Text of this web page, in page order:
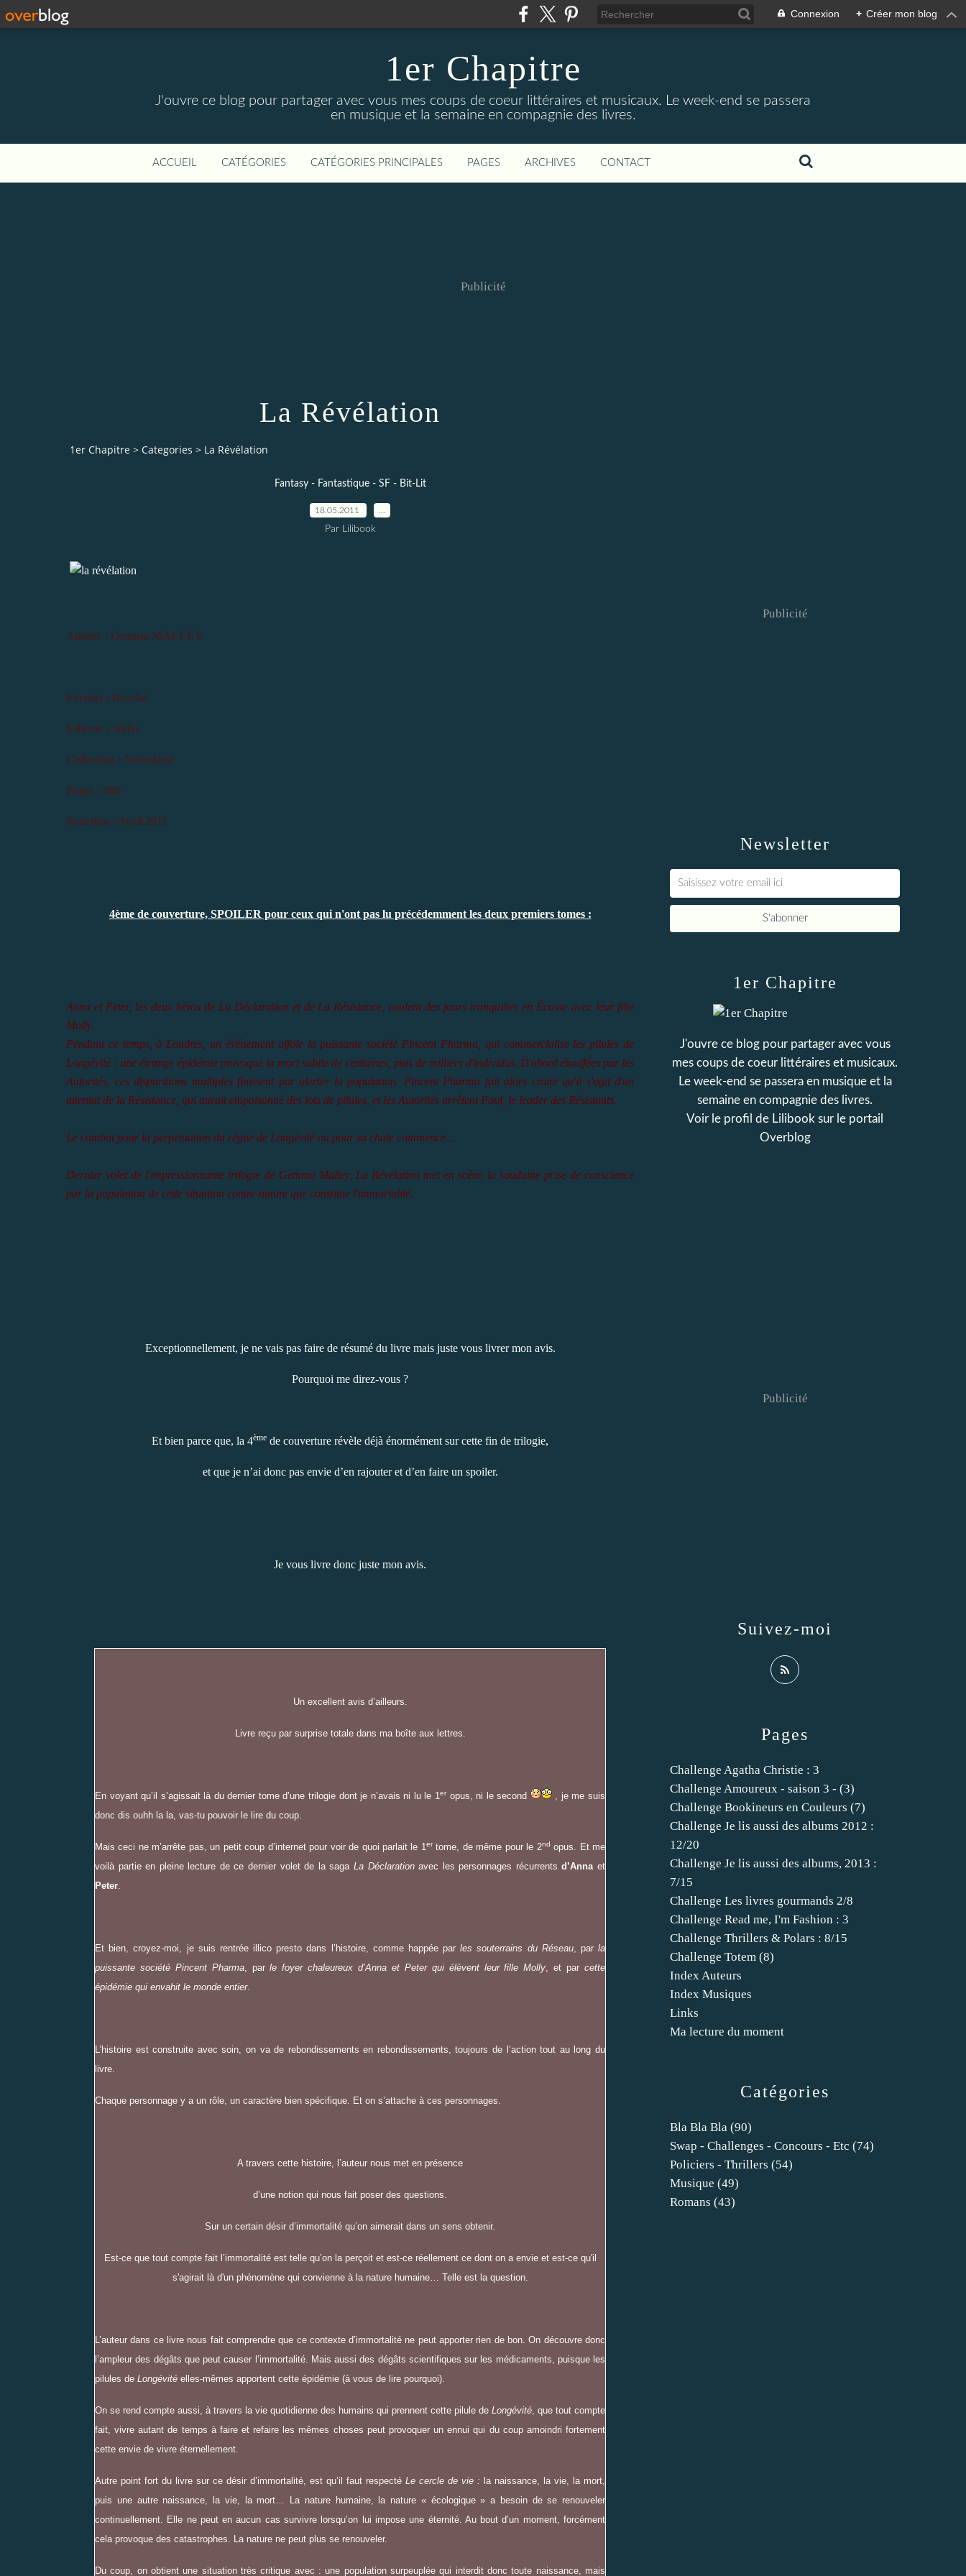
Connexion + Créer mon blog
1er Chapitre
J'ouvre ce blog pour partager avec vous mes coups de coeur littéraires et musicaux. Le week-end se passera
en musique et la semaine en compagnie des livres.
ACCUEIL CATÉGORIES CATÉGORIES PRINCIPALES PAGES ARCHIVES CONTACT
Publicité
La Révélation
1er Chapitre > Categories > La Révélation
Fantasy - Fantastique - SF - Bit-Lit
18.05.2011
Par Lilibook
Auteur : Gemma MALLEY
Format : Broché
Editeur : Naïve
Collection : Naïveland
Pages : 300
Paurtion : Avril 2011
4ème de couverture, SPOILER pour ceux qui n'ont pas lu précédemment les deux premiers tomes :
Anna et Peter, les deux héros de La Déclaration et de La Résistance, coulent des jours tranquilles en Écosse avec leur fille
Molly.
Pendant ce temps, à Londres, un événement affole la puissante société Pincent Pharma, qui commercialise les pilules de
Longévité : une étrange épidémie provoque la mort subite de centaines, puis de milliers d'individus. D'abord étouffées par les
Autorités, ces disparitions multiples finissent par alerter la population. Pincent Pharma fait alors croire qu'il s'agit d'un
attentat de la Résistance, qui aurait empoisonné des lots de pilules, et les Autorités arrêtent Paul, le leader des Résistants.
Le combat pour la perpétuation du règne de Longévité ou pour sa chute commence...
Dernier volet de l'impressionnante trilogie de Gemma Malley, La Révélation met en scène la soudaine prise de conscience
par la population de cette situation contre-nature que constitue l'immortalité.
Exceptionnellement, je ne vais pas faire de résumé du livre mais juste vous livrer mon avis.
Pourquoi me direz-vous ?
Et bien parce que, la 4ème de couverture révèle déjà énormément sur cette fin de trilogie,
et que je n’ai donc pas envie d’en rajouter et d’en faire un spoiler.
Je vous livre donc juste mon avis.
Un excellent avis d’ailleurs.
Livre reçu par surprise totale dans ma boîte aux lettres.
En voyant qu’il s’agissait là du dernier tome d’une trilogie dont je n’avais ni lu le 1 er opus, ni le second
, je me suis
donc dis ouhh la la, vas-tu pouvoir le lire du coup.
Mais ceci ne m’arrête pas, un petit coup d’internet pour voir de quoi parlait le 1 ertome, de même pour le 2nd opus. Et me
voilà partie en pleine lecture de ce dernier volet de la saga La Déclarationavec les personnages récurrentsd’Anna et
Peter
Et bien, croyez-moi, je suis rentrée illico presto dans l’histoire, comme happée parles souterrains du Réseau, parla
puissante société Pincent Pharma, parle foyer chaleureux d’Anna et Peter qui élèvent leur fille Molly , et parcette
épidémie qui envahit le monde entier.
L’histoire est construite avec soin, on va de rebondissements en rebondissements, toujours de l’action tout au long du
livre.
Chaque personnage y a un rôle, un caractère bien spécifique. Et on s’attache à ces personnages.
A travers cette histoire, l’auteur nous met en présence
d’une notion qui nous fait poser des questions.
Sur un certain désir d’immortalité qu’on aimerait dans un sens obtenir.
Est-ce que tout compte fait l’immortalité est telle qu’on la perçoit et est-ce réellement ce dont on a envie et est-ce qu'il
s'agirait là d'un phénomène qui convienne à la nature humaine… Telle est la question.
L’auteur dans ce livre nous fait comprendre que ce contexte d’immortalité ne peut apporter rien de bon. On découvre donc
l’ampleur des dégâts que peut causer l’immortalité. Mais aussi des dégâts scientifiques sur les médicaments, puisque les
pilules de Longévité elles-mêmes apportent cette épidémie (à vous de lire pourquoi).
On se rend compte aussi, à travers la vie quotidienne des humains qui prennent cette pilule de Longévité , que tout compte
fait, vivre autant de temps à faire et refaire les mêmes choses peut provoquer un ennui qui du coup amoindri fortement
cette envie de vivre éternellement.
Autre point fort du livre sur ce désir d’immortalité, est qu’il faut respecté Le cercle de vie : la naissance, la vie, la mort,
puis une autre naissance, la vie, la mort… La nature humaine, la nature « écologique » a besoin de se renouveler
continuellement. Elle ne peut en aucun cas survivre lorsqu’on lui impose une éternité. Au bout d’un moment, forcément
cela provoque des catastrophes. La nature ne peut plus se renouveler.
Du coup, on obtient une situation très critique avec : une population surpeuplée qui interdit donc toute naissance, mais
Newsletter
Publicité
Catégories
Bla Bla Bla (90)
Swap - Challenges - Concours - Etc (74)
Policiers - Thrillers (54)
Musique (49)
Romans (43)
Pages
Challenge Agatha Christie : 3
Challenge Amoureux - saison 3 - (3)
Challenge Bookineurs en Couleurs (7)
Challenge Je lis aussi des albums 2012 :
12/20
Challenge Je lis aussi des albums, 2013 :
7/15
Challenge Les livres gourmands 2/8
Challenge Read me, I'm Fashion : 3
Challenge Thrillers & Polars : 8/15
Challenge Totem (8)
Index Auteurs
Index Musiques
Links
Ma lecture du moment
1er Chapitre
J'ouvre ce blog pour partager avec vous
mes coups de coeur littéraires et musicaux.
Le week-end se passera en musique et la
semaine en compagnie des livres.
Voir le profil de Lilibook sur le portail
Overblog
Suivez-moi
Publicité